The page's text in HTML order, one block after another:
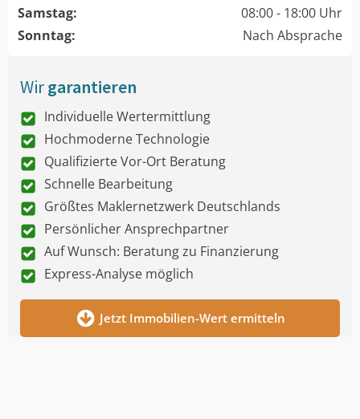
Samstag:
08:00 - 18:00 Uhr
Sonntag:
Nach Absprache
Wirgarantieren
Individuelle Wertermittlung
Hochmoderne Technologie
Qualifizierte Vor-Ort Beratung
Schnelle Bearbeitung
Größtes Maklernetzwerk Deutschlands
Persönlicher Ansprechpartner
Auf Wunsch: Beratung zu Finanzierung
Express-Analyse möglich
Jetzt Immobilien-Wert ermitteln